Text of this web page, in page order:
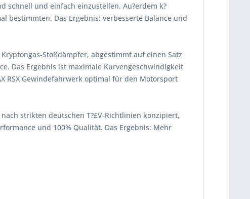
schnell und einfach einzustellen. Au?erdem k?
bestimmten. Das Ergebnis: verbesserte Balance und
Stoßdämpfer, abgestimmt auf einen Satz
Das Ergebnis ist maximale Kurvengeschwindigkeit
RSX Gewindefahrwerk optimal für den Motorsport
strikten deutschen T?£V-Richtlinien konzipiert,
und 100% Qualität. Das Ergebnis: Mehr